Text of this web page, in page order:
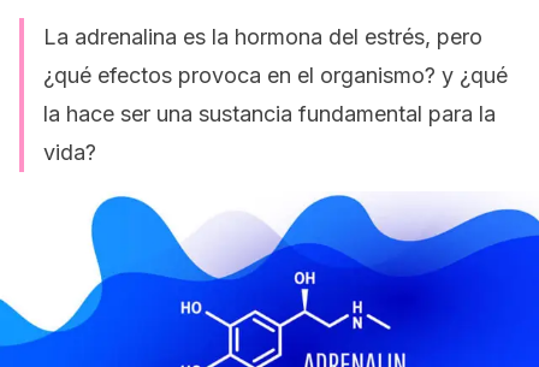
La adrenalina es la hormona del estrés, pero
¿qué efectos provoca en el organismo? y ¿qué
la hace ser una sustancia fundamental para la
vida?